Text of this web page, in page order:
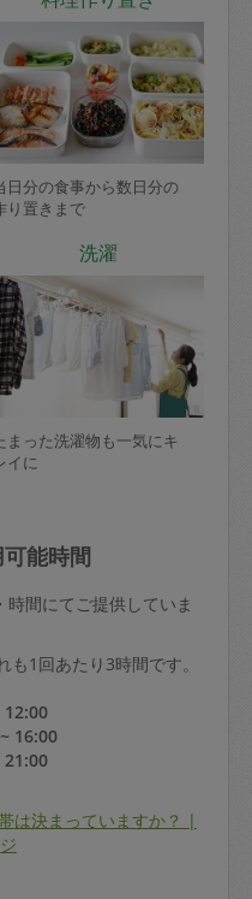
日分の食事から数日分の
り置きまで
洗濯
まった洗濯物も一気にキ
イに
能時間
間にてご提供していま
1回あたり3時間です。
16:00
21:00
は決まっていますか？ |